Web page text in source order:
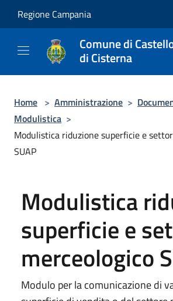
Regione Campania
Comune di
di Cisterna
Home > Amministrazione >
Modulistica >
Modulistica riduzione superficie e
SUAP
Modulistica
superficie e
merceologico
Modulo per la comunicazione di